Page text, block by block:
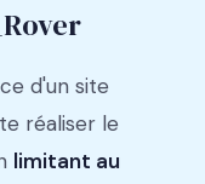
d'un site
réaliser le
limitant au